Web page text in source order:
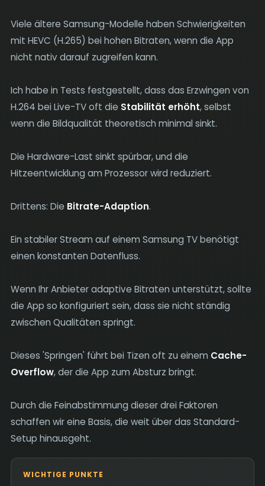
Viele ältere Samsung-Modelle haben Schwierigkeiten
mit HEVC (H.265) bei hohen Bitraten, wenn die App
nicht nativ darauf zugreifen kann.
Ich habe in Tests festgestellt, dass das Erzwingen von
H.264 bei Live-TV oft die Stabilität erhöht, selbst
wenn die Bildqualität theoretisch minimal sinkt.
Die Hardware-Last sinkt spürbar, und die
Hitzeentwicklung am Prozessor wird reduziert.
Drittens: Die Bitrate-Adaption.
Ein stabiler Stream auf einem Samsung TV benötigt
einen konstanten Datenfluss.
Wenn Ihr Anbieter adaptive Bitraten unterstützt, sollte
die App so konfiguriert sein, dass sie nicht ständig
zwischen Qualitäten springt.
Dieses 'Springen' führt bei Tizen oft zu einem Cache-
Overflow, der die App zum Absturz bringt.
Durch die Feinabstimmung dieser drei Faktoren
schaffen wir eine Basis, die weit über das Standard-
Setup hinausgeht.
WICHTIGE PUNKTE